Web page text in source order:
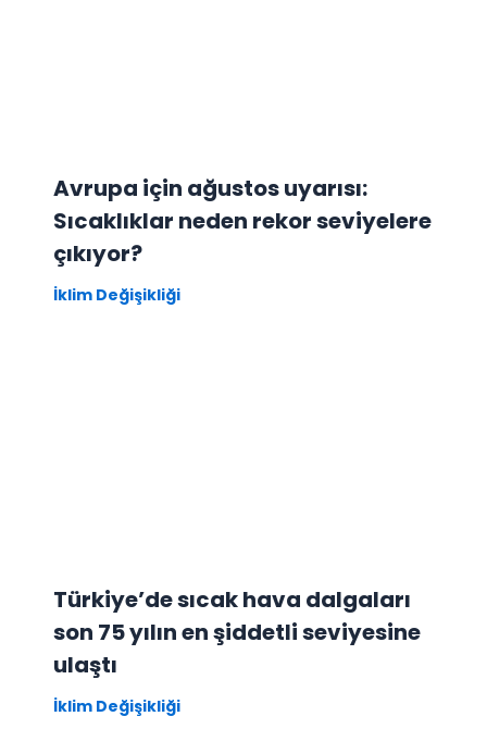
Avrupa için ağustos uyarısı:
Sıcaklıklar neden rekor seviyelere
çıkıyor?
İklim Değişikliği
Türkiye’de sıcak hava dalgaları
son 75 yılın en şiddetli seviyesine
ulaştı
İklim Değişikliği